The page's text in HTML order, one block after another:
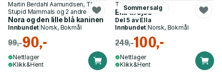
Martin Berdahl Aamundsen, The
Stupid Mammals og 2 andre
Nora og den lille blå kaninen
Innbundet |Norsk, Bokmål
99,-90,-
Nettlager
Klikk&Hent
Sommersalg
Timo Parvela
Ella til sjøs
Del 5 av Ella
Innbundet |Norsk, Bokmål
249,-100,-
Nettlager
Klikk&Hent